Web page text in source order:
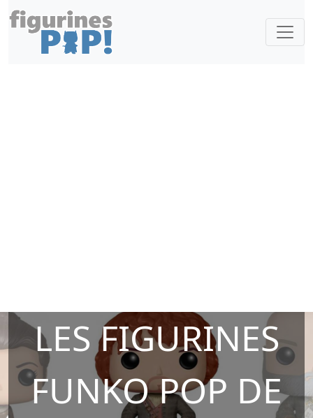
LES FIGURINES
FUNKO POP DE